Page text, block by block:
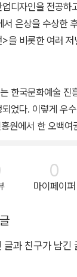
pack
디자인을 전공하
은상을 수상한
을 비롯한 여러 저
로 활동하는 데 좋
오늘은 김장하는
림을 그렸고, 글
똥 향수》, 《내 동
한국문화예술
우수 문학 예술 도서로 선정된
원에서 한 오백여
단편 동화책 <
었다. 이 두 동화
를 맞아 힘들게 살
져다 주기 때문
작가코멘트)
0
마이페이퍼
과 친구가 남긴